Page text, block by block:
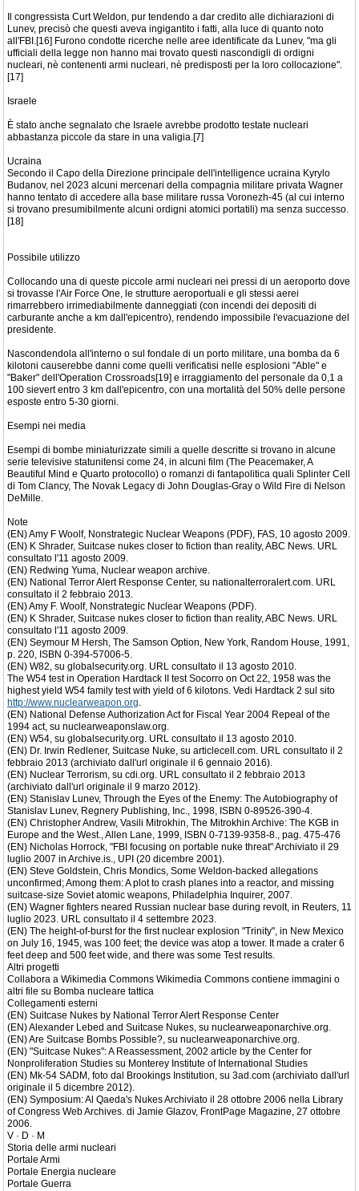
Il congressista Curt Weldon, pur tendendo a dar credito alle dichiarazioni di
Lunev, precisò che questi aveva ingigantito i fatti, alla luce di quanto noto
all'FBI.[16] Furono condotte ricerche nelle aree identificate da Lunev, "ma gli
ufficiali della legge non hanno mai trovato questi nascondigli di ordigni
nucleari, nè contenenti armi nucleari, nè predisposti per la loro collocazione".
[17]
Israele
È stato anche segnalato che Israele avrebbe prodotto testate nucleari
abbastanza piccole da stare in una valigia.[7]
Ucraina
Secondo il Capo della Direzione principale dell'intelligence ucraina Kyrylo
Budanov, nel 2023 alcuni mercenari della compagnia militare privata Wagner
hanno tentato di accedere alla base militare russa Voronezh-45 (al cui interno
si trovano presumibilmente alcuni ordigni atomici portatili) ma senza successo.
[18]
Possibile utilizzo
Collocando una di queste piccole armi nucleari nei pressi di un aeroporto dove
si trovasse l'Air Force One, le strutture aeroportuali e gli stessi aerei
rimarrebbero irrimediabilmente danneggiati (con incendi dei depositi di
carburante anche a km dall'epicentro), rendendo impossibile l'evacuazione del
presidente.
Nascondendola all'interno o sul fondale di un porto militare, una bomba da 6
kilotoni causerebbe danni come quelli verificatisi nelle esplosioni "Able" e
"Baker" dell'Operation Crossroads[19] e irraggiamento del personale da 0,1 a
100 sievert entro 3 km dall'epicentro, con una mortalità del 50% delle persone
esposte entro 5-30 giorni.
Esempi nei media
Esempi di bombe miniaturizzate simili a quelle descritte si trovano in alcune
serie televisive statunitensi come 24, in alcuni film (The Peacemaker, A
Beautiful Mind e Quarto protocollo) o romanzi di fantapolitica quali Splinter Cell
di Tom Clancy, The Novak Legacy di John Douglas-Gray o Wild Fire di Nelson
DeMille.
Note
(EN) Amy F Woolf, Nonstrategic Nuclear Weapons (PDF), FAS, 10 agosto 2009.
(EN) K Shrader, Suitcase nukes closer to fiction than reality, ABC News. URL
consultato l'11 agosto 2009.
(EN) Redwing Yuma, Nuclear weapon archive.
(EN) National Terror Alert Response Center, su nationalterroralert.com. URL
consultato il 2 febbraio 2013.
(EN) Amy F. Woolf, Nonstrategic Nuclear Weapons (PDF).
(EN) K Shrader, Suitcase nukes closer to fiction than reality, ABC News. URL
consultato l'11 agosto 2009.
(EN) Seymour M Hersh, The Samson Option, New York, Random House, 1991,
p. 220, ISBN 0-394-57006-5.
(EN) W82, su globalsecurity.org. URL consultato il 13 agosto 2010.
The W54 test in Operation Hardtack II test Socorro on Oct 22, 1958 was the
highest yield W54 family test with yield of 6 kilotons. Vedi Hardtack 2 sul sito
http://www.nuclearweapon.org.
(EN) National Defense Authorization Act for Fiscal Year 2004 Repeal of the
1994 act, su nuclearweaponslaw.org.
(EN) W54, su globalsecurity.org. URL consultato il 13 agosto 2010.
(EN) Dr. Irwin Redlener, Suitcase Nuke, su articlecell.com. URL consultato il 2
febbraio 2013 (archiviato dall'url originale il 6 gennaio 2016).
(EN) Nuclear Terrorism, su cdi.org. URL consultato il 2 febbraio 2013
(archiviato dall'url originale il 9 marzo 2012).
(EN) Stanislav Lunev, Through the Eyes of the Enemy: The Autobiography of
Stanislav Lunev, Regnery Publishing, Inc., 1998, ISBN 0-89526-390-4.
(EN) Christopher Andrew, Vasili Mitrokhin, The Mitrokhin Archive: The KGB in
Europe and the West., Allen Lane, 1999, ISBN 0-7139-9358-8., pag. 475-476
(EN) Nicholas Horrock, "FBI focusing on portable nuke threat" Archiviato il 29
luglio 2007 in Archive.is., UPI (20 dicembre 2001).
(EN) Steve Goldstein, Chris Mondics, Some Weldon-backed allegations
unconfirmed; Among them: A plot to crash planes into a reactor, and missing
suitcase-size Soviet atomic weapons, Philadelphia Inquirer, 2007.
(EN) Wagner fighters neared Russian nuclear base during revolt, in Reuters, 11
luglio 2023. URL consultato il 4 settembre 2023.
(EN) The height-of-burst for the first nuclear explosion "Trinity", in New Mexico
on July 16, 1945, was 100 feet; the device was atop a tower. It made a crater 6
feet deep and 500 feet wide, and there was some Test results.
Altri progetti
Collabora a Wikimedia Commons Wikimedia Commons contiene immagini o
altri file su Bomba nucleare tattica
Collegamenti esterni
(EN) Suitcase Nukes by National Terror Alert Response Center
(EN) Alexander Lebed and Suitcase Nukes, su nuclearweaponarchive.org.
(EN) Are Suitcase Bombs Possible?, su nuclearweaponarchive.org.
(EN) "Suitcase Nukes": A Reassessment, 2002 article by the Center for
Nonproliferation Studies su Monterey Institute of International Studies
(EN) Mk-54 SADM, foto dal Brookings Institution, su 3ad.com (archiviato dall'url
originale il 5 dicembre 2012).
(EN) Symposium: Al Qaeda's Nukes Archiviato il 28 ottobre 2006 nella Library
of Congress Web Archives. di Jamie Glazov, FrontPage Magazine, 27 ottobre
2006.
V · D · M
Storia delle armi nucleari
Portale Armi
Portale Energia nucleare
Portale Guerra